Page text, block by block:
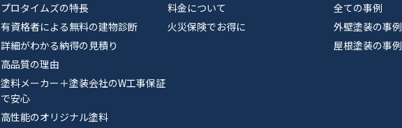
プロタイムズの特長
有資格者による無料の建物診断
詳細がわかる納得の見積り
高品質の理由
塗料メーカー＋塗装会社のW工事保証
で安心
高性能のオリジナル塗料
料金について
火災保険でお得に
全ての事例
外壁塗装の事例
屋根塗装の事例